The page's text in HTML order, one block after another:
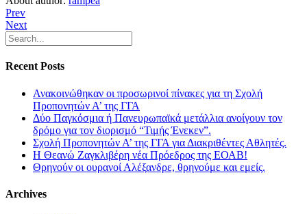
Prev
Next
Recent Posts
Ανακοινώθηκαν οι προσωρινοί πίνακες για τη Σχολή
Προπονητών Α’ της ΓΓΑ
Δύο Παγκόσμια ή Πανευρωπαϊκά μετάλλια ανοίγουν τον
δρόμο για τον διορισμό “Τιμής Ένεκεν”.
Σχολή Προπονητών Α’ της ΓΓΑ για Διακριθέντες Αθλητές.
Η Θεανώ Ζαγκλιβέρη νέα Πρόεδρος της ΕΟΑΒ!
Θρηνούν οι ουρανοί Αλέξανδρε, θρηνούμε και εμείς.
Archives